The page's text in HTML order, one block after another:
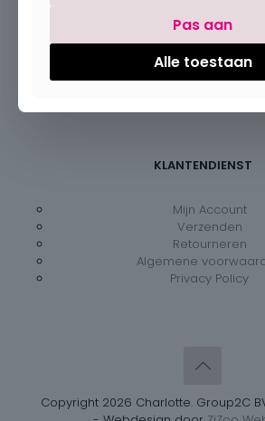
Maandag: Gesloten
Dinsdag – vrijdag: 09:30
Zaterdag: 09:30 –
KLANTENDIENST
Mijn Account
Verzenden
Retourneren
Algemene
Privacy Policy
Copyright 2026 Charlotte. Group2C
Pas aan
Alle toestaan